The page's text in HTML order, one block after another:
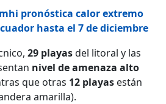
pronóstica calor extremo
hasta el 7 de diciembre
29 playasdel litoral y las
nivel de amenaza alto
que otras 12 playas están
amarilla).